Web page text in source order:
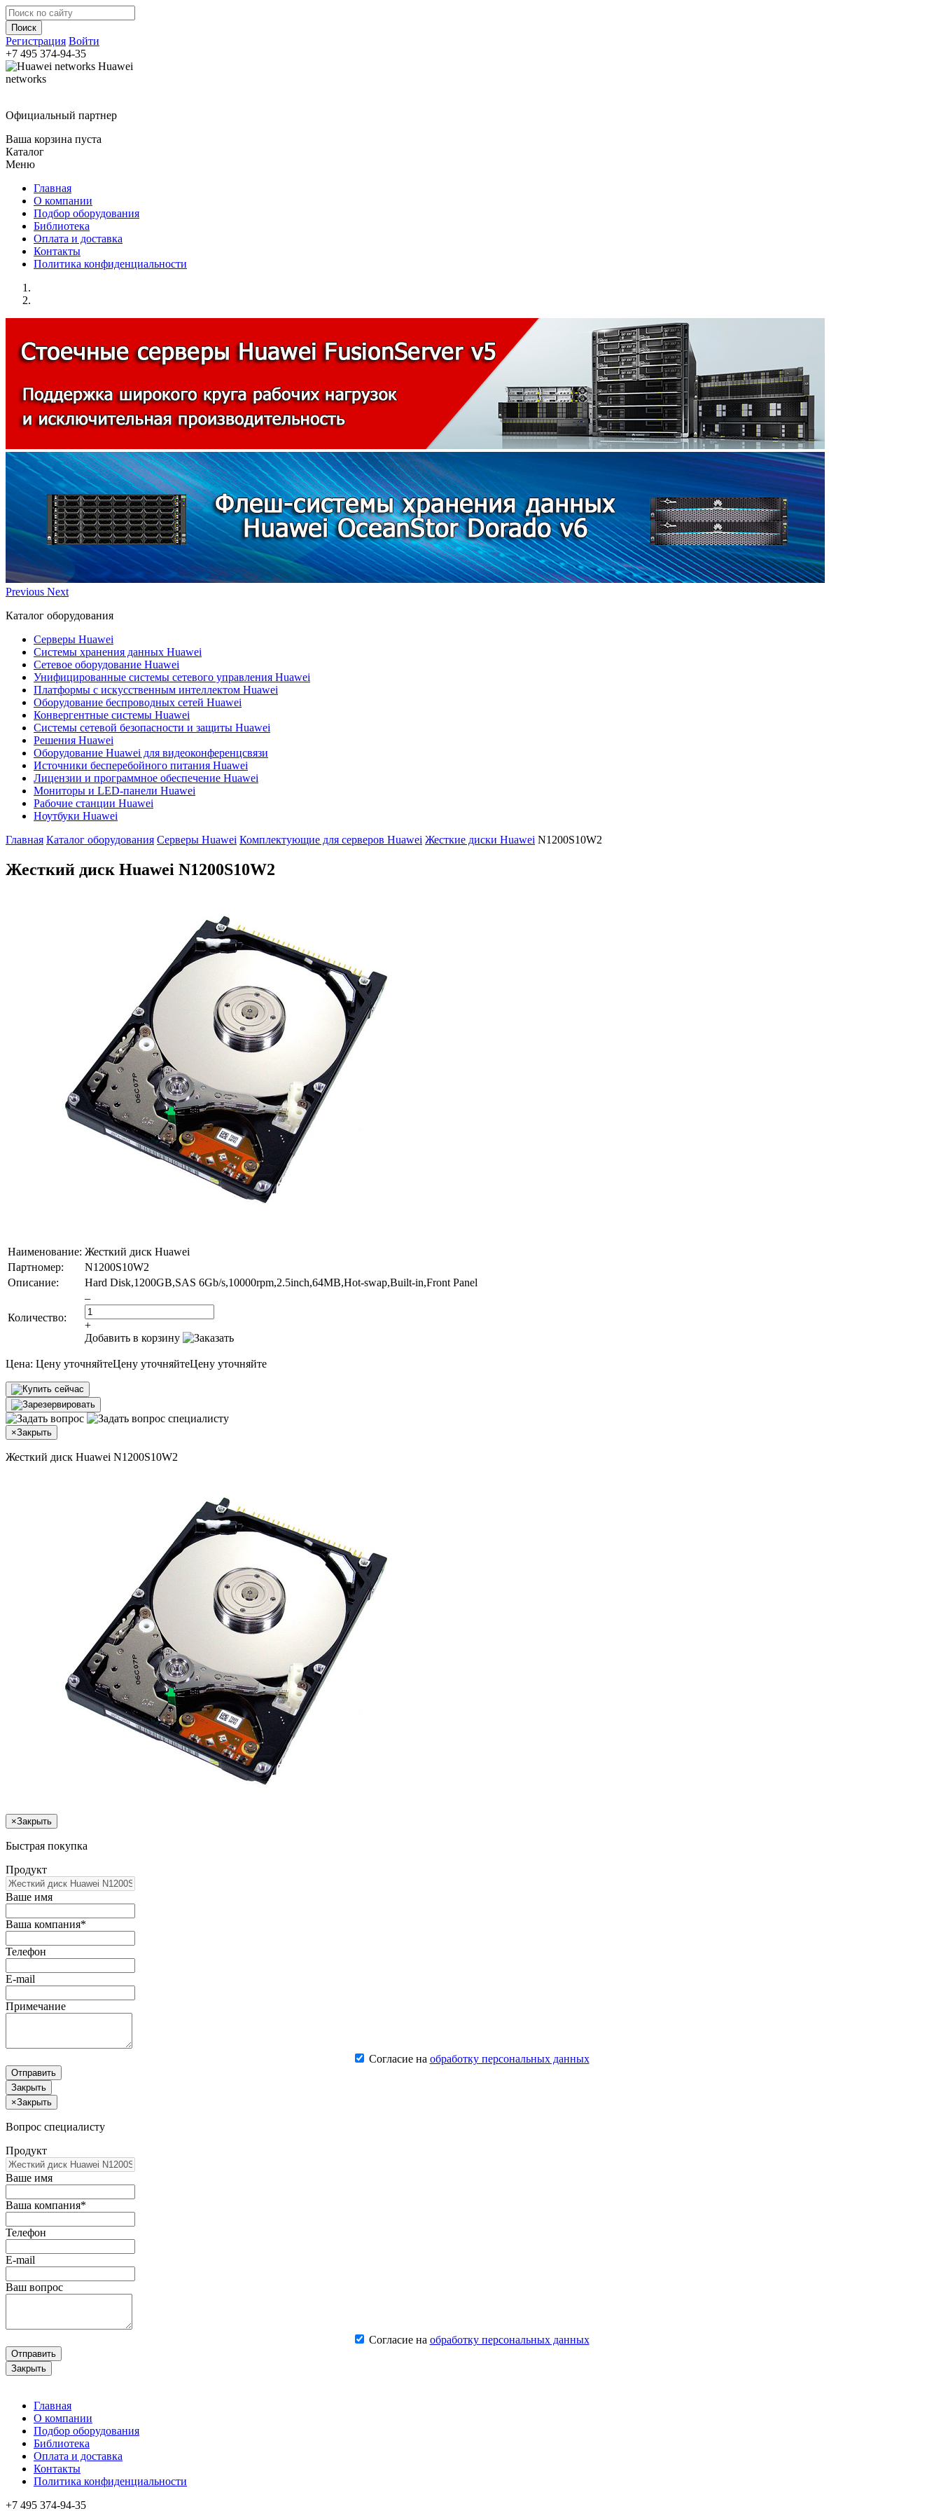
Регистрация Войти
+7 495 374-94-35
Huawei
networks
Официальный партнер
Ваша корзина пуста
Каталог
Меню
Главная
О компании
Подбор оборудования
Библиотека
Оплата и доставка
Контакты
Политика конфиденциальности
Previous Next
Каталог оборудования
Серверы Huawei
Системы хранения данных Huawei
Сетевое оборудование Huawei
Унифицированные системы сетевого управления Huawei
Платформы с искусственным интеллектом Huawei
Оборудование беспроводных сетей Huawei
Конвергентные системы Huawei
Системы сетевой безопасности и защиты Huawei
Решения Huawei
Оборудование Huawei для видеоконференцсвязи
Источники бесперебойного питания Huawei
Лицензии и программное обеспечение Huawei
Мониторы и LED-панели Huawei
Рабочие станции Huawei
Ноутбуки Huawei
Главная Каталог оборудования Серверы Huawei Комплектующие для серверов Huawei Жесткие диски Huawei N1200S10W2
Жесткий диск Huawei N1200S10W2
Наименование: Жесткий диск Huawei
Партномер:
N1200S10W2
Описание:
Hard Disk,1200GB,SAS 6Gb/s,10000rpm,2.5inch,64MB,Hot-swap,Built-in,Front Panel
Количество:
–
+
Добавить в корзину
Цена: Цену уточняйтеЦену уточняйтеЦену уточняйте
×Закрыть
Жесткий диск Huawei N1200S10W2
×Закрыть
Быстрая покупка
Продукт
Ваше имя
Ваша компания*
Телефон
E-mail
Примечание
Согласие на обработку персональных данных
Отправить
Закрыть
×Закрыть
Вопрос специалисту
Продукт
Ваше имя
Ваша компания*
Телефон
E-mail
Ваш вопрос
Согласие на обработку персональных данных
Отправить
Закрыть
Главная
О компании
Подбор оборудования
Библиотека
Оплата и доставка
Контакты
Политика конфиденциальности
+7 495 374-94-35